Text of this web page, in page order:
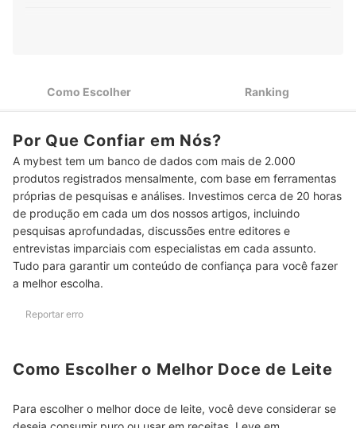
Perguntas Frequentes Sobre Doces de Leite
Doce de Leite Engorda?
Quais as Vantagens de Comer Doce de Leite Pré-Treino?
Pode Comer Doce de Leite no Café da Manhã?
Veja Nossas Indicações de Deliciosas Sobremesas para
Experimentar
Como Escolher Ranking
Por Que Confiar em Nós?
A mybest tem um banco de dados com mais de 2.000
produtos registrados mensalmente, com base em ferramentas
próprias de pesquisas e análises. Investimos cerca de 20 horas
de produção em cada um dos nossos artigos, incluindo
pesquisas aprofundadas, discussões entre editores e
entrevistas imparciais com especialistas em cada assunto.
Tudo para garantir um conteúdo de confiança para você fazer
a melhor escolha.
Reportar erro
Como Escolher o Melhor Doce de Leite
Para escolher o melhor doce de leite, você deve considerar se